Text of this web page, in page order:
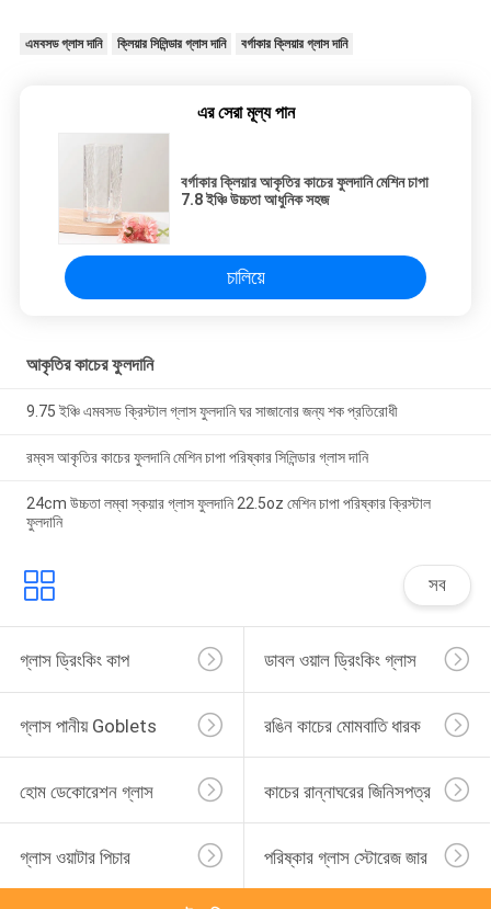
এমবসড গ্লাস দানি ক্লিয়ার সিলিন্ডার গ্লাস দানি বর্গাকার ক্লিয়ার গ্লাস দানি
এর সেরা মূল্য পান
বর্গাকার ক্লিয়ার আকৃতির কাচের ফুলদানি মেশিন চাপা
7.8 ইঞ্চি উচ্চতা আধুনিক সহজ
চালিয়ে
আকৃতির কাচের ফুলদানি
9.75 ইঞ্চি এমবসড ক্রিস্টাল গ্লাস ফুলদানি ঘর সাজানোর জন্য শক প্রতিরোধী
রম্বস আকৃতির কাচের ফুলদানি মেশিন চাপা পরিষ্কার সিলিন্ডার গ্লাস দানি
24cm উচ্চতা লম্বা স্কয়ার গ্লাস ফুলদানি 22.5oz মেশিন চাপা পরিষ্কার ক্রিস্টাল
ফুলদানি
সব
গ্লাস ড্রিংকিং কাপ ডাবল ওয়াল ড্রিংকিং গ্লাস
গ্লাস পানীয় Goblets রঙিন কাচের মোমবাতি ধারক
হোম ডেকোরেশন গ্লাস কাচের রান্নাঘরের জিনিসপত্র
গ্লাস ওয়াটার পিচার পরিষ্কার গ্লাস স্টোরেজ জার